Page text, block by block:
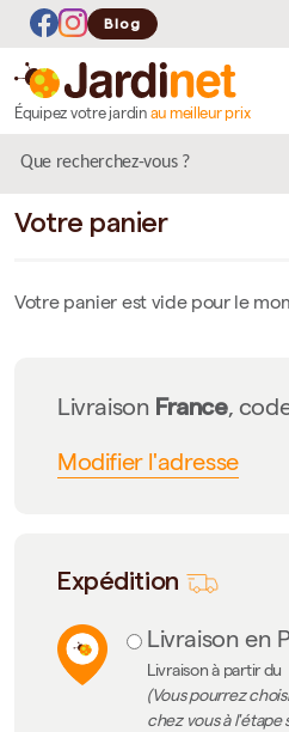
Blog
Équipez votre jardin au meilleur prix
Votre panier
Votre panier est vide pour le
Livraison France,
Modifier l'adresse
Expédition
Livraison en
Livraison à partir du
(Vous pourrez
chez vous à l'étape